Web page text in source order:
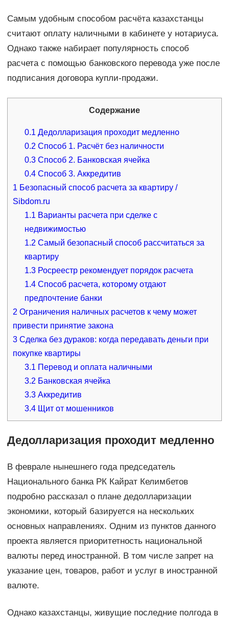
Самым удобным способом расчёта казахстанцы
считают оплату наличными в кабинете у нотариуса.
Однако также набирает популярность способ
расчета с помощью банковского перевода уже после
подписания договора купли-продажи.
Содержание
0.1 Дедолларизация проходит медленно
0.2 Способ 1. Расчёт без наличности
0.3 Способ 2. Банковская ячейка
0.4 Способ 3. Аккредитив
1 Безопасный способ расчета за квартиру /
Sibdom.ru
1.1 Варианты расчета при сделке с
недвижимостью
1.2 Самый безопасный способ рассчитаться за
квартиру
1.3 Росреестр рекомендует порядок расчета
1.4 Способ расчета, которому отдают
предпочтение банки
2 Ограничения наличных расчетов к чему может
привести принятие закона
3Сделка без дураков: когда передавать деньги при
покупке квартиры
3.1 Перевод и оплата наличными
3.2 Банковская ячейка
3.3 Аккредитив
3.4 Щит от мошенников
Дедолларизация проходит медленно
В феврале нынешнего года председатель
Национального банка РК Кайрат Келимбетов
подробно рассказал о плане дедолларизации
экономики, который базируется на нескольких
основных направлениях. Одним из пунктов данного
проекта является приоритетность национальной
валюты перед иностранной. В том числе запрет на
указание цен, товаров, работ и услуг в иностранной
валюте.
Однако казахстанцы, живущие последние полгода в